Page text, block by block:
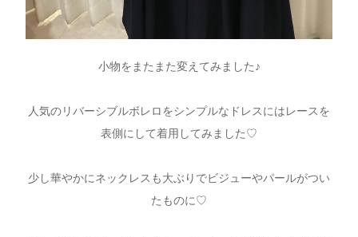
小物をまたまた変えてみました♪
人気のリバーシブルボレロをシンプルなドレスにはレースを
表側にして着用してみました♡
少し華やかにネックレスも大ぶりでビジューやパールがつい
たものに♡